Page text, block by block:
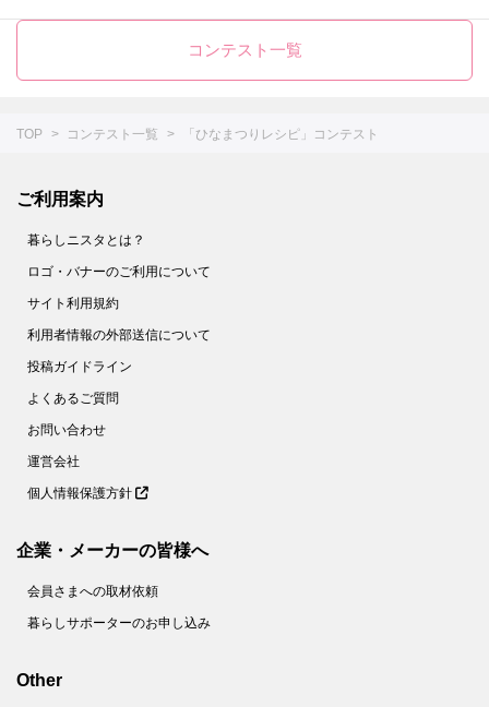
コンテスト一覧
TOP コンテスト一覧 「ひなまつりレシピ」コンテスト
ご利用案内
暮らしニスタとは？
ロゴ・バナーのご利用について
サイト利用規約
利用者情報の外部送信について
投稿ガイドライン
よくあるご質問
お問い合わせ
運営会社
個人情報保護方針
企業・メーカーの皆様へ
会員さまへの取材依頼
暮らしサポーターのお申し込み
Other